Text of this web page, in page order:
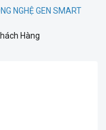
NGHỆ GEN SMART
Hàng